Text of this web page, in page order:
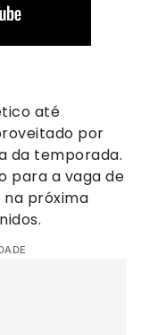
até
por
da temporada.
para a vaga de
na próxima